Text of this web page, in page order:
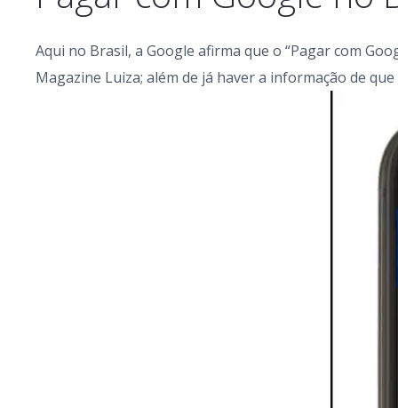
Aqui no Brasil, a Google afirma que o “Pagar com
Magazine Luiza; além de já haver a informação de